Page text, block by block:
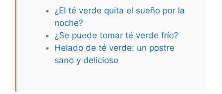
¿El té verde quita el sueño por la
noche?
¿Se puede tomar té verde frío?
Helado de té verde: un postre
sano y delicioso